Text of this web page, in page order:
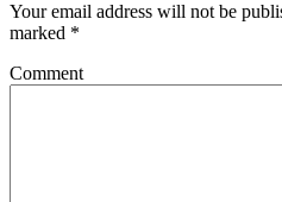
Your email address will not be
marked *
Comment